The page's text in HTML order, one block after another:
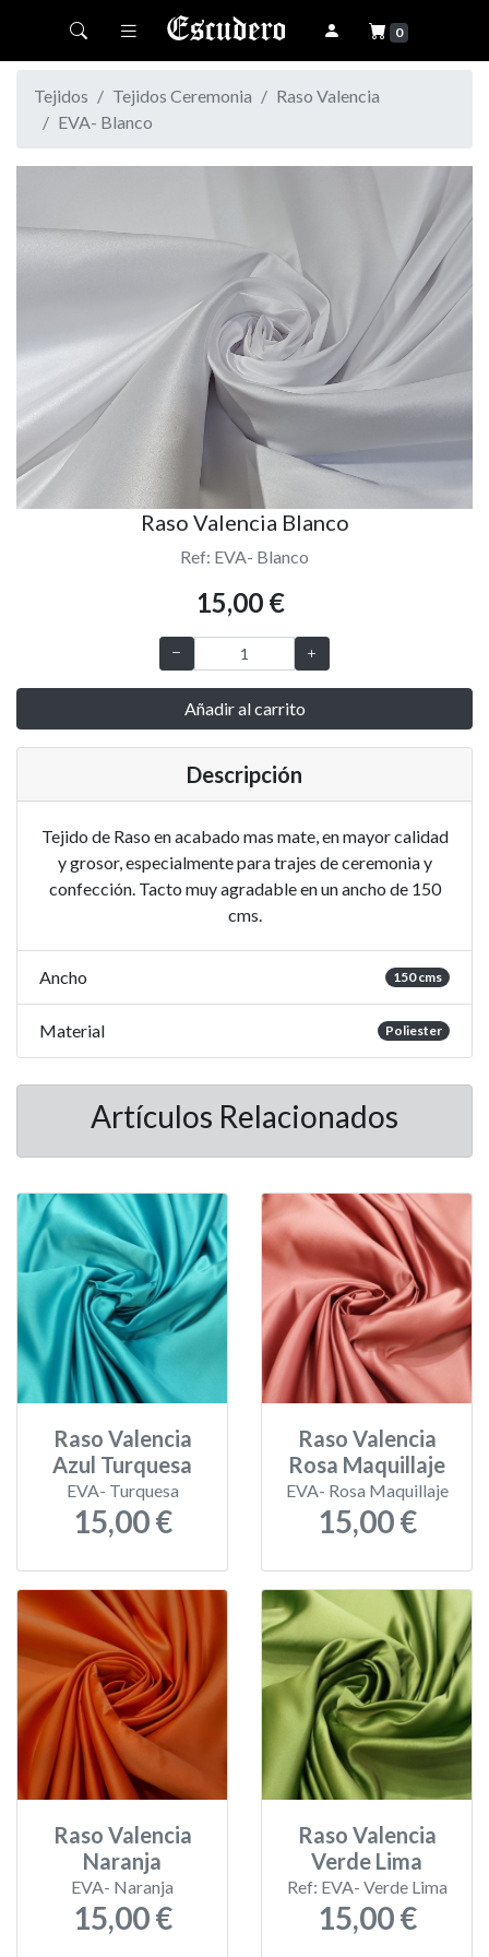
Toggle navigation 0
Tejidos Tejidos Ceremonia
Raso Valencia
EVA- Blanco
Raso Valencia Blanco
Ref: EVA- Blanco
15,00 €
Añadir al carrito
Descripción
Tejido de Raso en acabado mas mate, en mayor calidad
y grosor, especialmente para trajes de ceremonia y
confección. Tacto muy agradable en un ancho de 150
cms.
Ancho 150 cms
Material Poliester
Artículos Relacionados
Raso Valencia
Azul Turquesa
EVA- Turquesa
15,00 €
Raso Valencia
Rosa Maquillaje
EVA- Rosa Maquillaje
15,00 €
Raso Valencia
Naranja
EVA- Naranja
15,00 €
Raso Valencia
Verde Lima
Ref: EVA- Verde Lima
15,00 €